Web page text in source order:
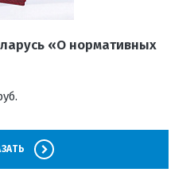
«О нормативных